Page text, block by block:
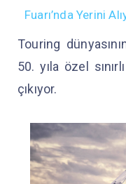
Fuarı’nda Yerini
Touring
50. yıla özel
çıkıyor.